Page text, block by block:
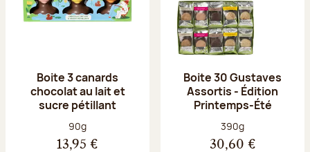
Boite 3 canards
chocolat au lait et
sucre pétillant
Poids net :
90g
13,95 €
Boite 30 Gustaves
Assortis - Édition
Printemps-Été
Poids net :
390g
30,60 €